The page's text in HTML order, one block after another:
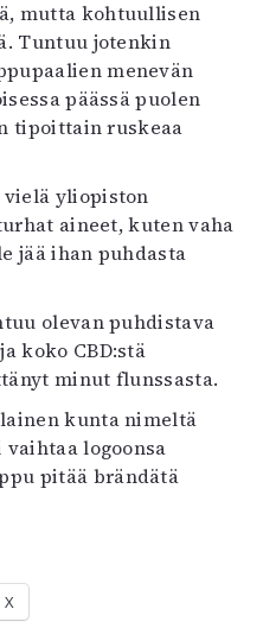
mutta kohtuullisen
Tuntuu jotenkin
menevän
päässä puolen
tipoittain ruskeaa
vielä yliopiston
aineet, kuten vaha
jää ihan puhdasta
olevan puhdistava
koko CBD:stä
minut flunssasta.
kunta nimeltä
logoonsa
pitää brändätä
X